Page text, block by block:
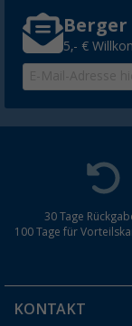
5,- €
30 Tage
100 Tage für
KONTAKT